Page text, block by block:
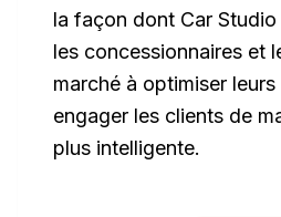
la façon dont Car
les concessionnaires et
marché à optimiser
engager les clients de
plus intelligente.